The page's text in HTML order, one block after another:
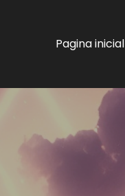
Pagina inicial